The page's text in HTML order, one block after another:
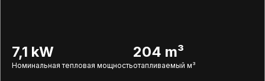
7,1 kW
Номинальная тепловая мощность
204 m³
отапливаемый м³